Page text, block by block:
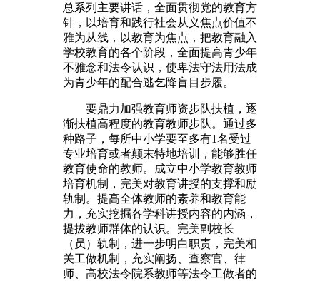
总系列主要讲话，全面贯彻党的教育方
针，以培育和践行社会从义焦点价值不
雅为从线，以教育为焦点，把教育融入
学校教育的各个阶段，全面提高青少年
不雅念和法令认识，使卑法守法用法成
为青少年的配合逃乞降盲目步履。
要鼎力加强教育师资步队扶植，逐
渐扶植高程度的教育教师步队。通过多
种路子，每所中小学要至多有1名受过
专业培育或者颠末特地培训，能够胜任
教育使命的教师。成立中小学教育教师
培育机制，完美对教育讲授的支撑和励
轨制。提高全体教师的素养和教育能
力，充实挖掘各学科讲授内容的内涵，
提拔教师群体的认识。完美副校长
（员）轨制，进一步明白职责，完美相
关工做机制，充实阐扬、查察官、律
师、高校法令院系教师等法令工做者的